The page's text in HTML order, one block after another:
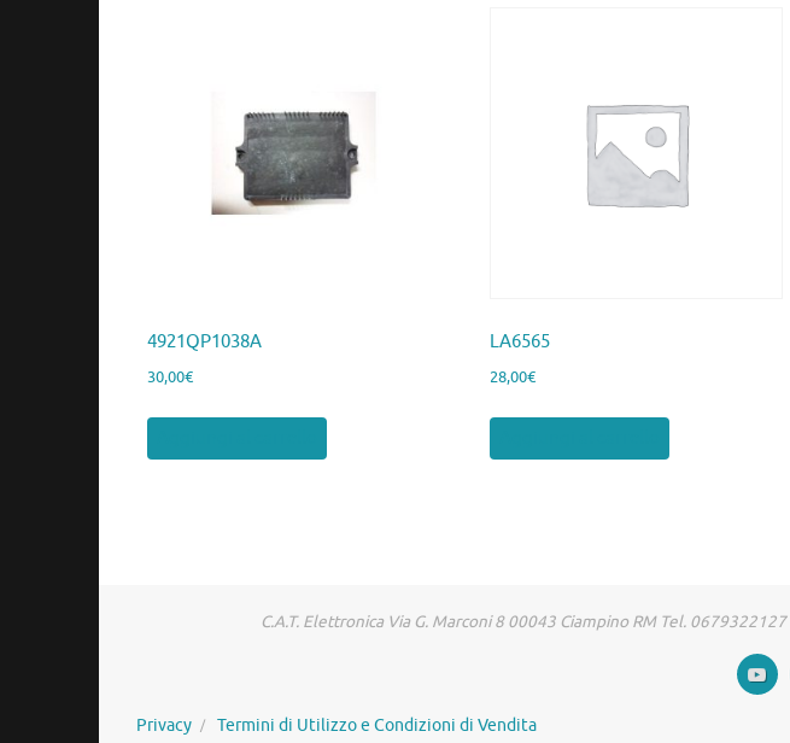
4921QP1038A
30,00€
LA6565
28,00€
C.A.T. Elettronica Via G. Marconi 8 00043 Ciampino RM Tel.
Privacy Termini di Utilizzo e Condizioni di Vendita